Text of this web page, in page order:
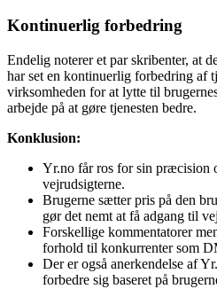
Kontinuerlig forbedring
Endelig noterer et par skribenter, at
har set en kontinuerlig forbedring af
virksomheden for at lytte til
arbejde på at gøre tjenesten bedre.
Konklusion:
Yr.no får ros for sin præcision
vejrudsigterne.
Brugerne sætter pris på den
gør det nemt at få adgang til
Forskellige kommentatorer
forhold til konkurrenter som
Der er også anerkendelse af
forbedre sig baseret på